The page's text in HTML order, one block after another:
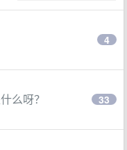
4
么呀？ 33